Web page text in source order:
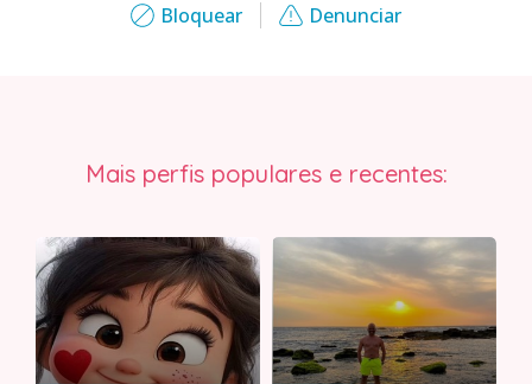
Bloquear Denunciar
Mais perfis populares e recentes: